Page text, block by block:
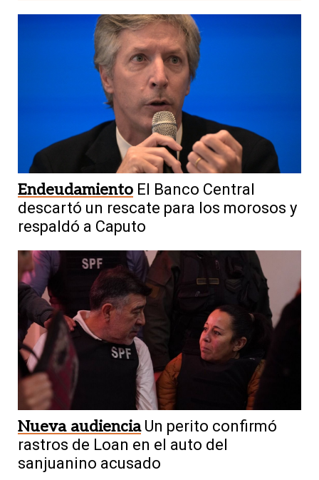
Endeudamiento El Banco Central
descartó un rescate para los morosos y
respaldó a Caputo
Nueva audiencia Un perito confirmó
rastros de Loan en el auto del
sanjuanino acusado